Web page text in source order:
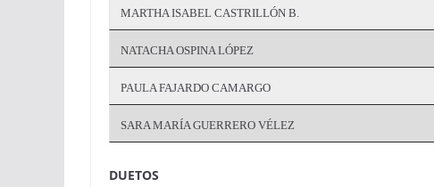
MARTHA ISABEL CASTRILLÓN B.
NATACHA OSPINA LÓPEZ
PAULA FAJARDO CAMARGO
SARA MARÍA GUERRERO VÉLEZ
DUETOS